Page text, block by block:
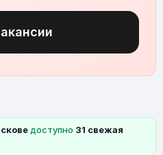
доступно 31 свежая